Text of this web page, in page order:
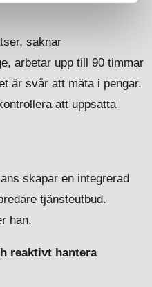
saknar
arbetar upp till 90 timmar
är svår att mäta i pengar.
att uppsatta
skapar en integrerad
tjänsteutbud.
han.
reaktivt hantera